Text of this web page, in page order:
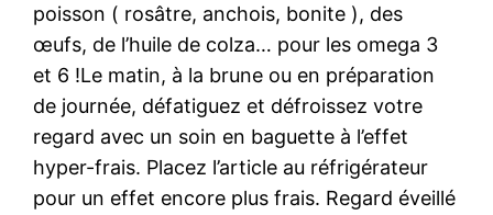
poisson ( rosâtre, anchois, bonite ), des
œufs, de l’huile de colza… pour les omega 3
et 6 !Le matin, à la brune ou en préparation
de journée, défatiguez et défroissez votre
regard avec un soin en baguette à l’effet
hyper-frais. Placez l’article au réfrigérateur
pour un effet encore plus frais. Regard éveillé